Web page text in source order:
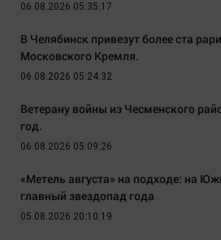
06.08.2026 05:35:17
В Челябинск привезут более ста
Московского Кремля.
06.08.2026 05:24:32
Ветерану войны из Чесменского
год.
06.08.2026 05:09:26
«Метель августа» на подходе: на
главный звездопад года
05.08.2026 20:10:19